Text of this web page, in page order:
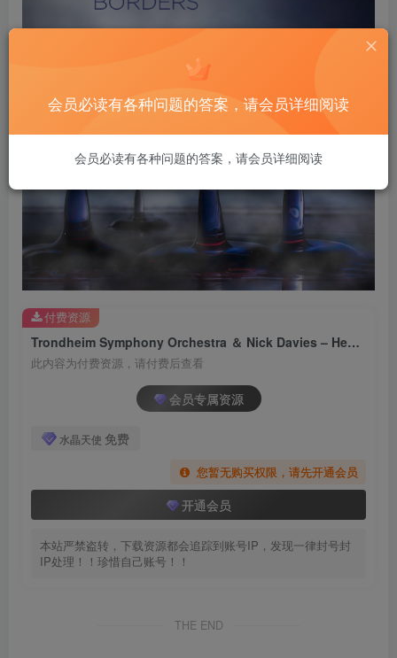
Trondheim Symphony Orchestra ＆ Nick Davies – Henning Sommerro： Borders【FLAC 96 ／ MCH】
此内容为付费资源，请付费后查看
会员专属资源
水晶天使 免费
您暂无购买权限，请先开通会员
开通会员
本站严禁盗转，下载资源都会追踪到账号IP，发现一律封号封
IP处理！！珍惜自己账号！！
付费资源
THE END
会员必读有各种问题的答案，请会员详细阅读
会员必读有各种问题的答案，请会员详细阅读